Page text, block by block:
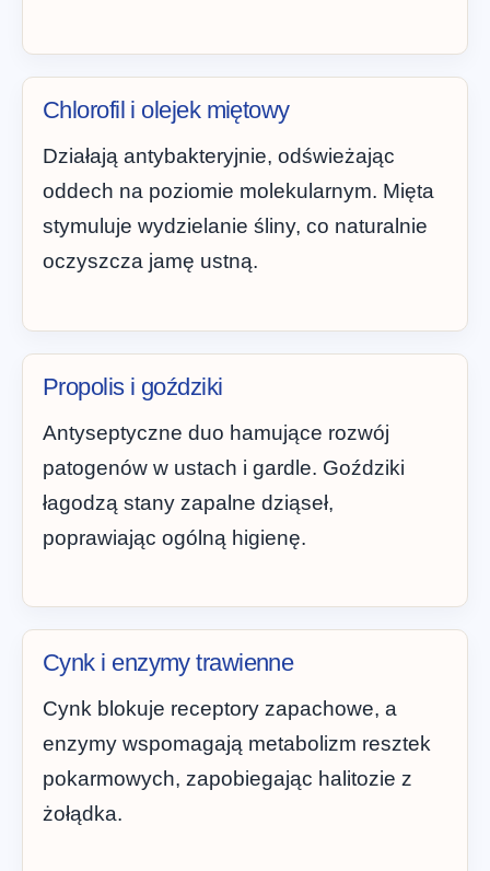
Chlorofil i olejek miętowy
Działają antybakteryjnie, odświeżając
oddech na poziomie molekularnym. Mięta
stymuluje wydzielanie śliny, co naturalnie
oczyszcza jamę ustną.
Propolis i goździki
Antyseptyczne duo hamujące rozwój
patogenów w ustach i gardle. Goździki
łagodzą stany zapalne dziąseł,
poprawiając ogólną higienę.
Cynk i enzymy trawienne
Cynk blokuje receptory zapachowe, a
enzymy wspomagają metabolizm resztek
pokarmowych, zapobiegając halitozie z
żołądka.